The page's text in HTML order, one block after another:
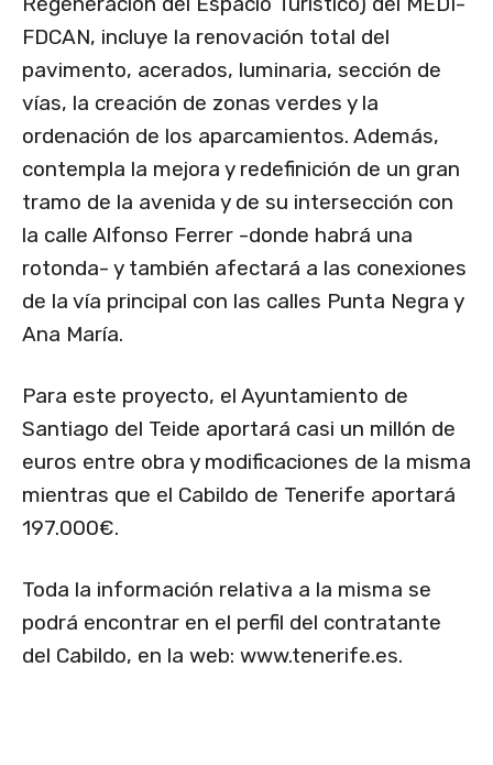
FDCAN, incluye la renovación total del
pavimento, acerados, luminaria, sección de
vías, la creación de zonas verdes y la
ordenación de los aparcamientos. Además,
contempla la mejora y redefinición de un gran
tramo de la avenida y de su intersección con
la calle Alfonso Ferrer -donde habrá una
rotonda- y también afectará a las conexiones
de la vía principal con las calles Punta Negra y
Ana María.
Para este proyecto, el Ayuntamiento de
Santiago del Teide aportará casi un millón de
euros entre obra y modificaciones de la misma
mientras que el Cabildo de Tenerife aportará
197.000€.
Toda la información relativa a la misma se
podrá encontrar en el perfil del contratante
del Cabildo, en la web: www.tenerife.es.